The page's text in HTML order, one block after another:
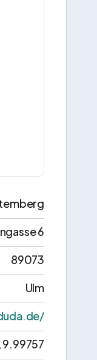
6
89073
Ulm